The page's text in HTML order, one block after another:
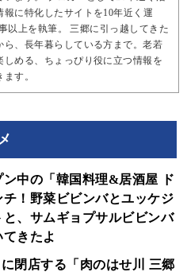
報に特化したサイトを10年近く運
以上を執筆。 三郷に引っ越してきた
ら、長年暮らしている方まで。老若
しめる、ちょっぴり役に立つ情報を
す。
ン中の「韓国料理&居酒屋 ド
チ！野菜ビビンバとユッケジ
と、サムギョプサルビビンバ
きたよ
閉店する「肉のはせ川 三郷